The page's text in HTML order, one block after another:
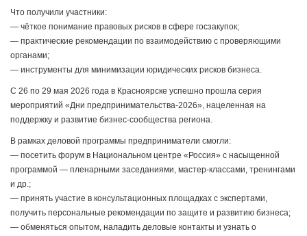
Что получили участники:
— чёткое понимание правовых рисков в сфере госзакупок;
— практические рекомендации по взаимодействию с проверяющими
органами;
— инструменты для минимизации юридических рисков бизнеса.
С 26 по 29 мая 2026 года в Красноярске успешно прошла серия
мероприятий «Дни предпринимательства‑2026», нацеленная на
поддержку и развитие бизнес‑сообщества региона.
В рамках деловой программы предприниматели смогли:
— посетить форум в Национальном центре «Россия» с насыщенной
программой — пленарными заседаниями, мастер‑классами, тренингами
и др.;
— принять участие в консультационных площадках с экспертами,
получить персональные рекомендации по защите и развитию бизнеса;
— обменяться опытом, наладить деловые контакты и узнать о